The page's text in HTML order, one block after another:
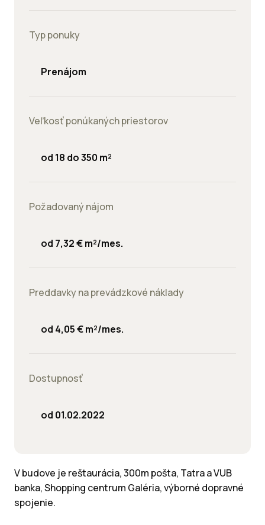
Typ ponuky
Prenájom
Veľkosť ponúkaných priestorov
od 18 do 350 m²
Požadovaný nájom
od 7,32 € m²/mes.
Preddavky na prevádzkové náklady
od 4,05 € m²/mes.
Dostupnosť
od 01.02.2022
V budove je reštaurácia, 300m pošta, Tatra a VUB
banka, Shopping centrum Galéria, výborné dopravné
spojenie.